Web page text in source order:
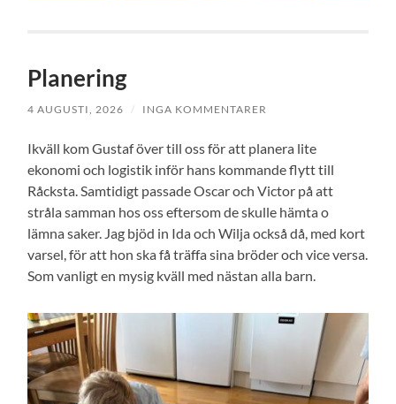
Planering
4 AUGUSTI, 2026 / INGA KOMMENTARER
Ikväll kom Gustaf över till oss för att planera lite
ekonomi och logistik inför hans kommande flytt till
Råcksta. Samtidigt passade Oscar och Victor på att
stråla samman hos oss eftersom de skulle hämta o
lämna saker. Jag bjöd in Ida och Wilja också då, med kort
varsel, för att hon ska få träffa sina bröder och vice versa.
Som vanligt en mysig kväll med nästan alla barn.